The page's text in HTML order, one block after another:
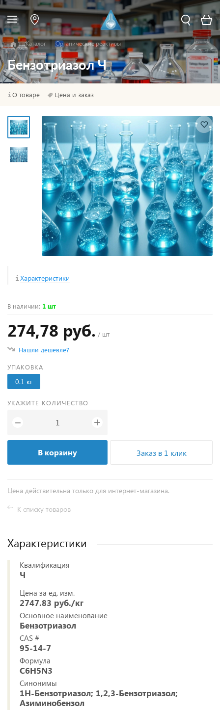
Каталог Органические реактивы
Бензотриазол Ч
О товаре Цена и заказ
Характеристики
В наличии: 1 шт
274,78 руб. / шт
Нашли дешевле?
УПАКОВКА
0.1 кг
УКАЖИТЕ КОЛИЧЕСТВО
− +
В корзину Заказ в 1 клик
Цена действительна только для интернет-магазина.
К списку товаров
Характеристики
Квалификация
Ч
Цена за ед. изм.
2747.83 руб./кг
Основное наименование
Бензотриазол
CAS #
95-14-7
Формула
C6H5N3
Синонимы
1Н-Бензотриазол; 1,2,3-Бензотриазол;
Азиминобензол